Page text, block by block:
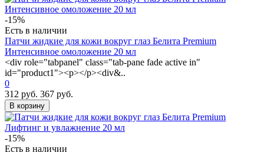
-15%
Есть в наличии
Патчи жидкие для кожи вокруг глаз Белита Premium
Интенсивное омоложение 20 мл
<div role="tabpanel" class="tab-pane fade active in"
id="product1"><p></p><div&..
0
312 руб. 367 руб.
В корзину
-15%
Есть в наличии